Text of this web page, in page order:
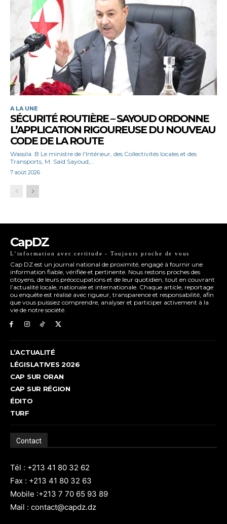
A LA UNE
SÉCURITÉ ROUTIÈRE – SAYOUD ORDONNE
L’APPLICATION RIGOUREUSE DU NOUVEAU
CODE DE LA ROUTE
Wassila. B Le ministre de l'Intérieur, des Collectivités locales et des
Transports, M. Saïd Sayoud,...
7 août 2026
CapDZ
L’information avec certitude - Toujours proche de vous
Cap DZ est un journal national de proximité, engagé à fournir une
information fiable, vérifiée et pertinente. Nous restons proches des
citoyens, de leurs préoccupations et de leur quotidien, tout en couvrant
l’actualité locale, nationale et internationale. Chaque article, reportage
ou enquête est réalisé avec rigueur, transparence et responsabilité, afin
que vous puissiez comprendre, analyser et participer activement à la
vie de notre société.
L’ACTUALITÉ
LÉGISLATIVES 2026
CAP SUR ORAN
CAP SUR RÉGION
ÉDITO
TURF
Contact
Tél : +213 41 80 32 62
Fax : +213 41 80 32 63
Mobile :+213 7 70 65 93 89
Mail : contact@capdz.dz